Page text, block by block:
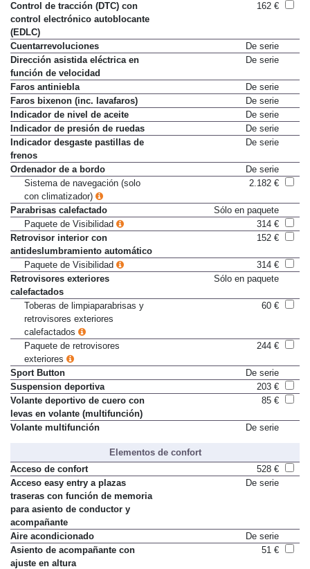
Control de tracción (DTC) con
control electrónico autoblocante
(EDLC)
162 €
Cuentarrevoluciones
De serie
Dirección asistida eléctrica en
función de velocidad
De serie
Faros antiniebla
De serie
Faros bixenon (inc. lavafaros)
De serie
Indicador de nivel de aceite
De serie
Indicador de presión de ruedas
De serie
Indicador desgaste pastillas de
frenos
De serie
Ordenador de a bordo
De serie
Sistema de navegación (solo
con climatizador)
2.182 €
Parabrisas calefactado
Sólo en paquete
Paquete de Visibilidad
314 €
Retrovisor interior con
antideslumbramiento automático
152 €
Paquete de Visibilidad
314 €
Retrovisores exteriores
calefactados
Sólo en paquete
Toberas de limpiaparabrisas y
retrovisores exteriores
calefactados
60 €
Paquete de retrovisores
exteriores
244 €
Sport Button
De serie
Suspension deportiva
203 €
Volante deportivo de cuero con
levas en volante (multifunción)
85 €
Volante multifunción De serie
Elementos de confort
Acceso de confort
528 €
Acceso easy entry a plazas
traseras con función de memoria
para asiento de conductor y
acompañante
De serie
Aire acondicionado
De serie
Asiento de acompañante con
ajuste en altura
51 €